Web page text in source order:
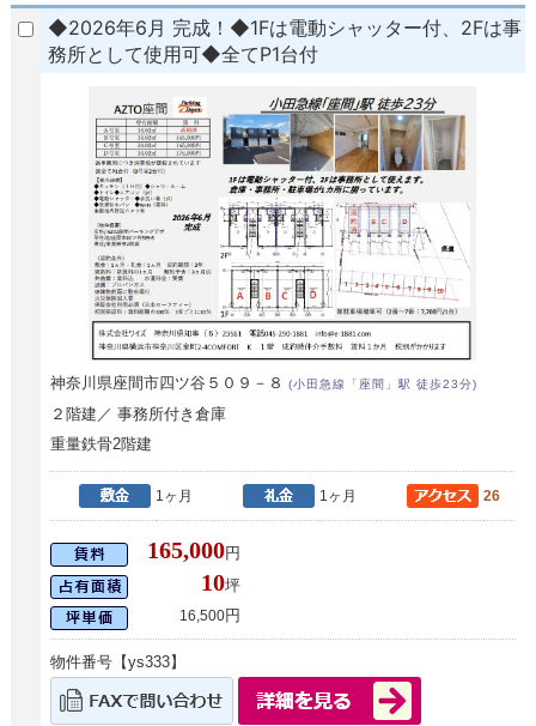
◆2026年6月 完成！◆1Fは電動シャッター付、2Fは事
務所として使用可◆全てP1台付
神奈川県座間市四ツ谷５０９－８(小田急線「座間」駅 徒歩23分)
２階建／ 事務所付き倉庫
重量鉄骨2階建
1ヶ月 1ヶ月 26
165,000円
10坪
16,500円
物件番号【ys333】